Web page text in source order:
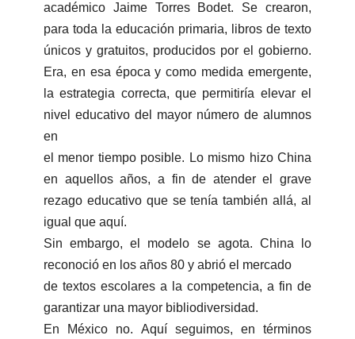
académico Jaime Torres Bodet. Se crearon,
para toda la educación primaria, libros de texto
únicos y gratuitos, producidos por el gobierno.
Era, en esa época y como medida emergente,
la estrategia correcta, que permitiría elevar el
nivel educativo del mayor número de alumnos
en
el menor tiempo posible. Lo mismo hizo China
en aquellos años, a fin de atender el grave
rezago educativo que se tenía también allá, al
igual que aquí.
Sin embargo, el modelo se agota. China lo
reconoció en los años 80 y abrió el mercado
de textos escolares a la competencia, a fin de
garantizar una mayor bibliodiversidad.
En México no. Aquí seguimos, en términos